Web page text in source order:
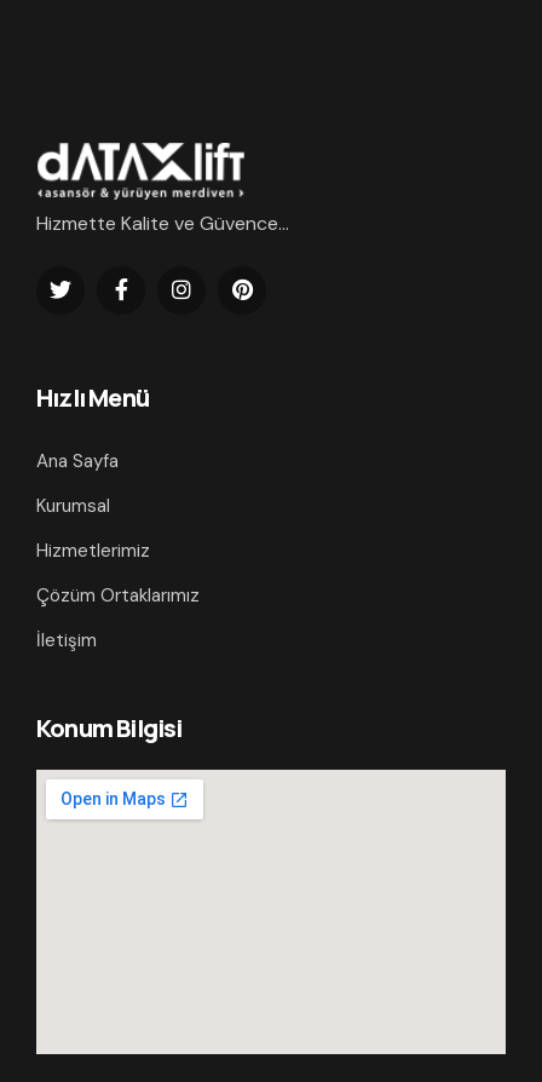
Hizmette Kalite ve Güvence...
Hızlı Menü
Ana Sayfa
Kurumsal
Hizmetlerimiz
Çözüm Ortaklarımız
İletişim
Konum Bilgisi